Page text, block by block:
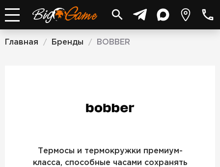
Главная / Бренды / BOBBER
Термосы и термокружки премиум-
класса, способные часами сохранять